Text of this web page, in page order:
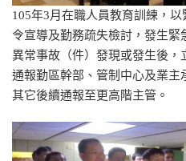
105年3月在職人員教育訓練，
令宣導及勤務疏失檢討，發生
異常事故（件）發現或發生後
通報勤區幹部、管制中心及業
其它後續通報至更高階主管。